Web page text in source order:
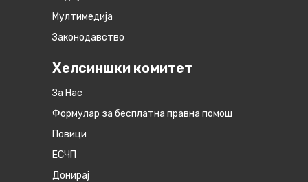
Мултимедија
Законодавство
Хелсиншки комитет
За Нас
Формулар за бесплатна правна помош
Повици
ЕСЧП
Донирај